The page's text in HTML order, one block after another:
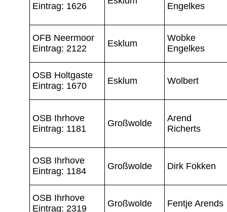
Eintrag: 1626
Engelkes
OFB Neermoor
Eintrag: 2122
Esklum
Wobke
Engelkes
OSB Holtgaste
Eintrag: 1670
Esklum Wolbert
OSB Ihrhove
Eintrag: 1181
Großwolde
Arend
Richerts
OSB Ihrhove
Eintrag: 1184
Großwolde Dirk Fokken
OSB Ihrhove
Eintrag: 2319
Großwolde Fentje Arends